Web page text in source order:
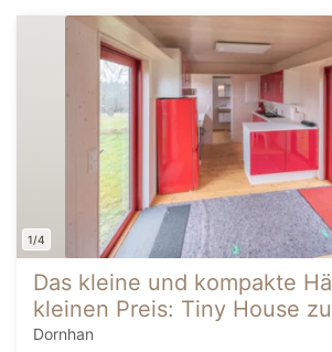
1/4
Das kleine und kompakte
kleinen Preis: Tiny House
Dornhan